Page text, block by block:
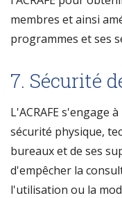
membres et ainsi
programmes et ses
7. Sécurité
L'ACRAFE s'engage
sécurité physique,
bureaux et de ses
d'empêcher la
l'utilisation ou la